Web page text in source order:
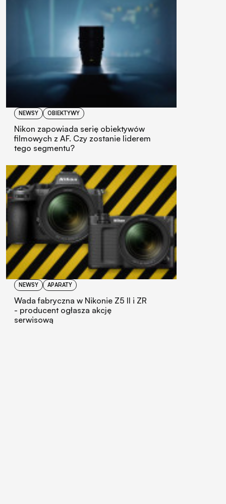
NEWSY OBIEKTYWY
Nikon zapowiada serię obiektywów
filmowych z AF. Czy zostanie liderem
tego segmentu?
NEWSY APARATY
Wada fabryczna w Nikonie Z5 II i ZR
- producent ogłasza akcję
serwisową